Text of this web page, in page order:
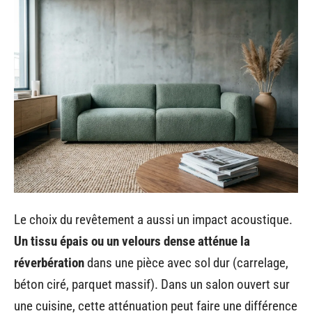
Le choix du revêtement a aussi un impact acoustique.
Un tissu épais ou un velours dense atténue la
réverbérationdans une pièce avec sol dur (carrelage,
béton ciré, parquet massif). Dans un salon ouvert sur
une cuisine, cette atténuation peut faire une différence